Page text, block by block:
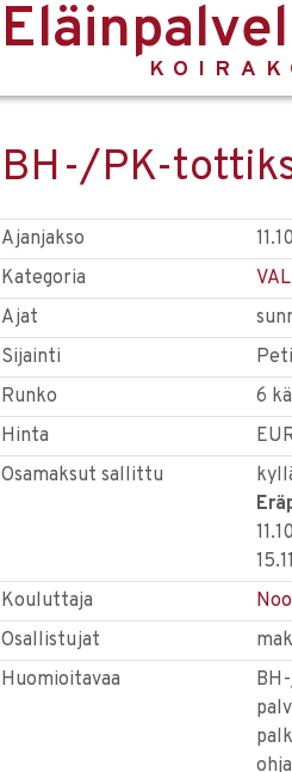
BH-/PK-
Ajanjakso
Kategoria
Ajat
Sijainti
Runko
6
Hinta
Osamaksut sallittu
Kouluttaja
Osallistujat
Huomioitavaa